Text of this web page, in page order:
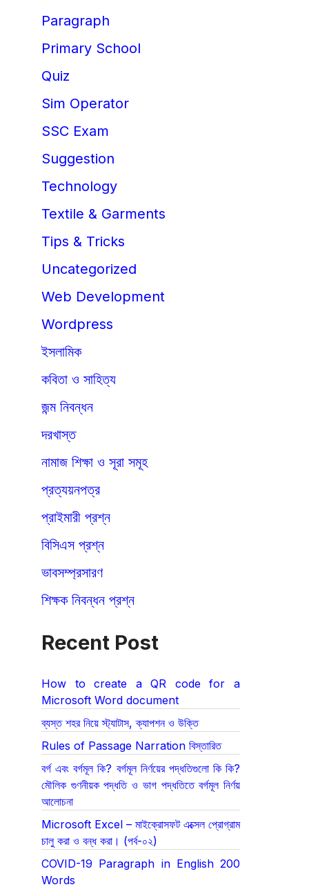
Paragraph
Primary School
Quiz
Sim Operator
SSC Exam
Suggestion
Technology
Textile & Garments
Tips & Tricks
Uncategorized
Web Development
Wordpress
ইসলামিক
কবিতা ও সাহিত্য
জন্ম নিবন্ধন
দরখাস্ত
নামাজ শিক্ষা ও সূরা সমূহ
প্রত্যয়নপত্র
প্রাইমারী প্রশ্ন
বিসিএস প্রশ্ন
ভাবসম্প্রসারণ
শিক্ষক নিবন্ধন প্রশ্ন
Recent Post
How to create a QR code for a
Microsoft Word document
ব্যস্ত শহর নিয়ে স্ট্যাটাস, ক্যাপশন ও উক্তি
Rules of Passage Narration বিস্তারিত
বর্গ এবং বর্গমূল কি? বর্গমূল নির্ণয়ের পদ্ধতিগুলো কি কি?
মৌলিক গুণনীয়ক পদ্ধতি ও ভাগ পদ্ধতিতে বর্গমূল নির্ণয়
আলোচনা
Microsoft Excel – মাইক্রোসফট এক্সেল প্রোগ্রাম
চালু করা ও বন্ধ করা। (পর্ব-০২)
COVID-19 Paragraph in English 200
Words